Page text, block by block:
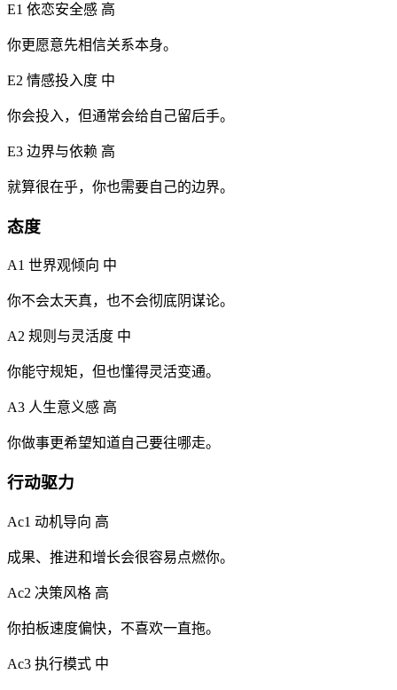
E1 依恋安全感 高
你更愿意先相信关系本身。
E2 情感投入度 中
你会投入，但通常会给自己留后手。
E3 边界与依赖 高
就算很在乎，你也需要自己的边界。
态度
A1 世界观倾向 中
你不会太天真，也不会彻底阴谋论。
A2 规则与灵活度 中
你能守规矩，但也懂得灵活变通。
A3 人生意义感 高
你做事更希望知道自己要往哪走。
行动驱力
Ac1 动机导向 高
成果、推进和增长会很容易点燃你。
Ac2 决策风格 高
你拍板速度偏快，不喜欢一直拖。
Ac3 执行模式 中